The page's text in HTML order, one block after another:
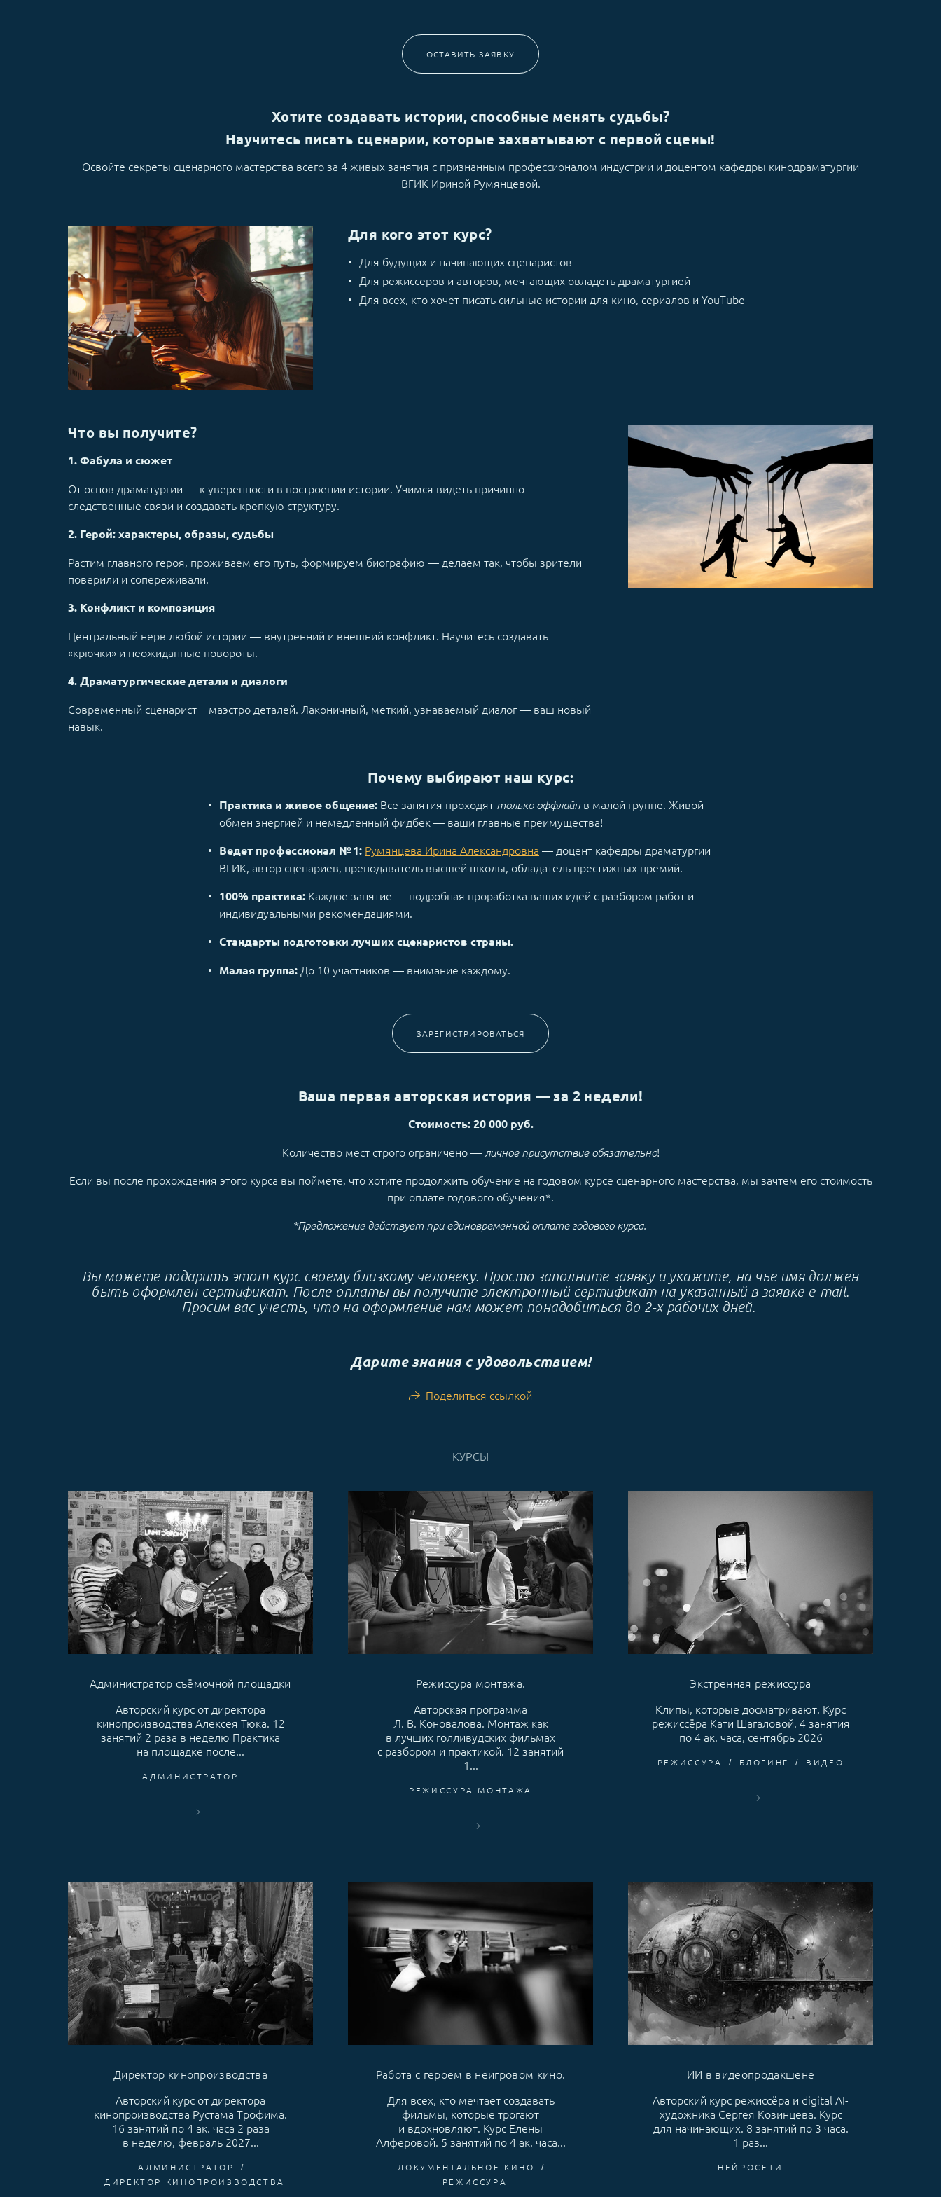
ОСТАВИТЬ ЗАЯВКУ
Хотите создавать истории, способные менять судьбы?
Научитесь писать сценарии, которые захватывают с первой сцены!
Освойте секреты сценарного мастерства всего за 4 живых занятия с признанным профессионалом индустрии и доцентом кафедры кинодраматургии
ВГИК Ириной Румянцевой.
Для кого этот курс?
Для будущих и начинающих сценаристов
Для режиссеров и авторов, мечтающих овладеть драматургией
Для всех, кто хочет писать сильные истории для кино, сериалов и YouTube
Что вы получите?
1. Фабула и сюжет
От основ драматургии — к уверенности в построении истории. Учимся видеть причинно-
следственные связи и создавать крепкую структуру.
2. Герой: характеры, образы, судьбы
Растим главного героя, проживаем его путь, формируем биографию — делаем так, чтобы зрители
поверили и сопереживали.
3. Конфликт и композиция
Центральный нерв любой истории — внутренний и внешний конфликт. Научитесь создавать
«крючки» и неожиданные повороты.
4. Драматургические детали и диалоги
Современный сценарист = маэстро деталей. Лаконичный, меткий, узнаваемый диалог — ваш новый
навык.
Почему выбирают наш курс:
Практика и живое общение: Все занятия проходят только оффлайнв малой группе. Живой
обмен энергией и немедленный фидбек — ваши главные преимущества!
Ведет профессионал № 1: Румянцева Ирина Александровна — доцент кафедры драматургии
ВГИК, автор сценариев, преподаватель высшей школы, обладатель престижных премий.
100% практика: Каждое занятие — подробная проработка ваших идей с разбором работ и
индивидуальными рекомендациями.
Стандарты подготовки лучших сценаристов страны.
Малая группа: До 10 участников — внимание каждому.
ЗАРЕГИСТРИРОВАТЬСЯ
Ваша первая авторская история — за 2 недели!
Стоимость: 20 000 руб.
Количество мест строго ограничено — личное присутствие обязательно!
Если вы после прохождения этого курса вы поймете, что хотите продолжить обучение на годовом курсе сценарного мастерства, мы зачтем его стоимость
при оплате годового обучения*.
*Предложение действует при единовременной оплате годового курса.
Вы можете подарить этот курс своему близкому человеку. Просто заполните заявку и укажите, на чье имя должен
быть оформлен сертификат. После оплаты вы получите электронный сертификат на указанный в заявке e-mail.
Просим вас учесть, что на оформление нам может понадобиться до 2-х рабочих дней.
Дарите знания с удовольствием!
Поделиться ссылкой
КУРСЫ
Администратор съёмочной площадки
Авторский курс от директора
кинопроизводства Алексея Тюка. 12
занятий 2 раза в неделю Практика
на площадке после...
АДМИНИСТРАТОР
Режиссура монтажа.
Авторская программа
Л. В. Коновалова. Монтаж как
в лучших голливудских фильмах
с разбором и практикой. 12 занятий
1...
РЕЖИССУРА МОНТАЖА
Экстренная режиссура
Клипы, которые досматривают. Курс
режиссёра Кати Шагаловой. 4 занятия
по 4 ак. часа, сентябрь 2026
РЕЖИССУРА БЛОГИНГ ВИДЕО
Директор кинопроизводства
Авторский курс от директора
кинопроизводства Рустама Трофима.
16 занятий по 4 ак. часа 2 раза
в неделю, февраль 2027...
АДМИНИСТРАТОР
ДИРЕКТОР КИНОПРОИЗВОДСТВА
Работа с героем в неигровом кино.
Для всех, кто мечтает создавать
фильмы, которые трогают
и вдохновляют. Курс Елены
Алферовой. 5 занятий по 4 ак. часа...
ДОКУМЕНТАЛЬНОЕ КИНО
РЕЖИССУРА
ИИ в видеопродакшене
Авторский курс режиссёра и digital AI-
художника Сергея Козинцева. Курс
для начинающих. 8 занятий по 3 часа.
1 раз...
НЕЙРОСЕТИ